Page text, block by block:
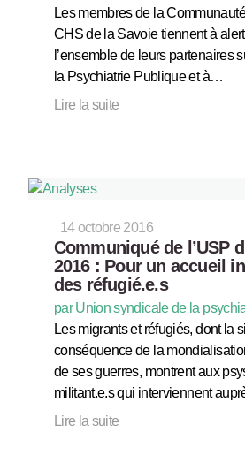
Les membres de la
CHS de la Savoie tiennent à
l’ensemble de leurs partenaires
la Psychiatrie Publique et à…
Lire la suite
14 octobre 2016
Communiqué de l’USP
2016 : Pour un accueil
des réfugié.e.s
par Union syndicale de la
Les migrants et réfugiés, dont la
conséquence de la
de ses guerres, montrent aux
militant.e.s qui interviennent
Lire la suite